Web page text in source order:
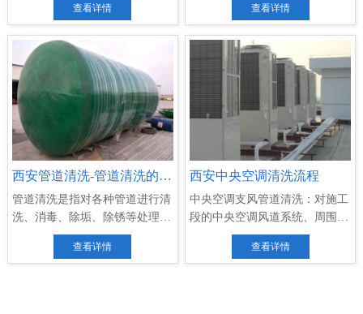
查看详情 查看详情
西安管道清洗-管道清洗的方案以及措施
管道清洗是指对各种管道进行清
洗、消毒、除垢、除锈等处理的
查看详情
西安中央空调清洗流程
中央空调支风管道清洗：对施工
段的中央空调风道系统、周围环
查看详情